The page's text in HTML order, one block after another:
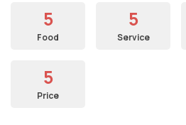
5
Food
5
Service
5
Price